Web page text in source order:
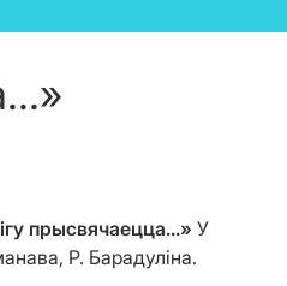
прысвячаецца...» У
Р. Барадуліна.